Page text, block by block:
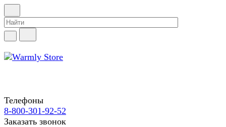
Телефоны
8-800-301-92-52
Заказать звонок